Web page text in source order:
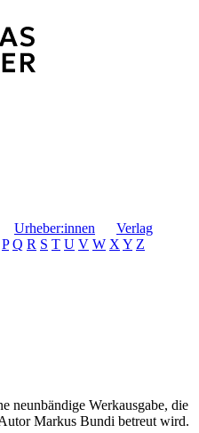
Urheber:innen
Verlag
P Q R S T U V W X Y Z
neunbändige Werkausgabe, die
Markus Bundi betreut wird.